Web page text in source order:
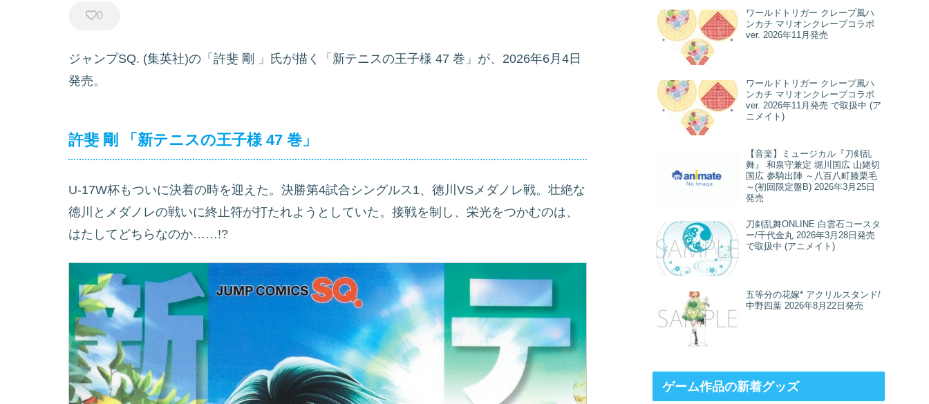
0
ジャンプSQ. (集英社)の「 許斐 剛 」氏が描く「新テニスの王子様 47 巻」が、2026年6月4日
発売。
許斐 剛 「新テニスの王子様 47 巻」
U-17W杯もついに決着の時を迎えた。決勝第4試合シングルス1、徳川VSメダノレ戦。壮絶な
徳川とメダノレの戦いに終止符が打たれようとしていた。接戦を制し、栄光をつかむのは、
はたしてどちらなのか……!?
ワールドトリガー クレープ風ハ
ンカチ マリオンクレープコラボ
ver. 2026年11月発売
ワールドトリガー クレープ風ハ
ンカチ マリオンクレープコラボ
ver. 2026年11月発売 で取扱中 (ア
ニメイト)
【音楽】ミュージカル『刀剣乱
舞』 和泉守兼定 堀川国広 山姥切
国広 参騎出陣 ～八百八町膝栗毛
～(初回限定盤B) 2026年3月25日
発売
刀剣乱舞ONLINE 白雲石コースタ
ー/千代金丸 2026年3月28日発売
で取扱中 (アニメイト)
五等分の花嫁* アクリルスタンド/
中野四葉 2026年8月22日発売
ゲーム作品の新着グッズ